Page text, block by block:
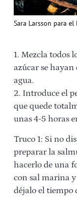
Sara Larsson para
1. Mezcla todos
azúcar se
agua.
2. Introduce el
que quede
unas 4-5 horas
Truco 1: Si no
preparar la
hacerlo de una
con sal marina y
déjalo el tiempo